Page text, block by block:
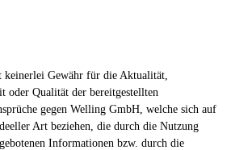
Gewähr für die Aktualität,
oder Qualität der bereitgestellten
gegen Welling GmbH, welche sich auf
Art beziehen, die durch die Nutzung
Informationen bzw. durch die